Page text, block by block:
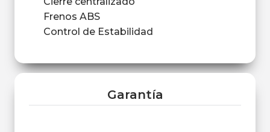
Frenos ABS
Control de Estabilidad
Garantía